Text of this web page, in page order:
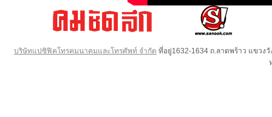
บริษัทแปซิฟิคโทรคมนาคมและโทรศัพท์ จำกัด ที่อยู่1632-1634 ถ.ลาดพร้าว แขวง